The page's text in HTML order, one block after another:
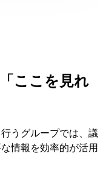
ここを見れ
うグループでは、議
情報を効率的が活用